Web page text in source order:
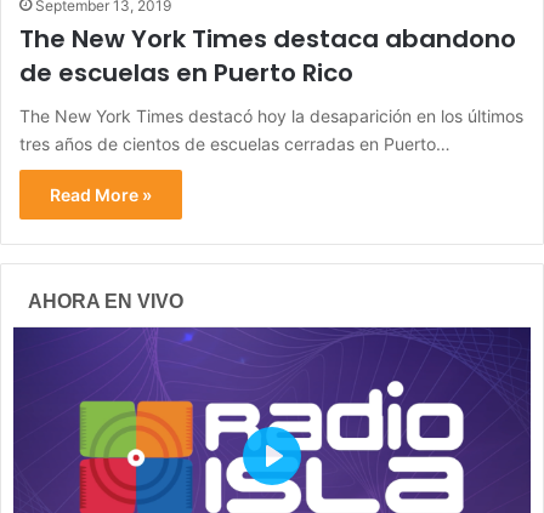
September 13, 2019
The New York Times destaca abandono
de escuelas en Puerto Rico
The New York Times destacó hoy la desaparición en los últimos
tres años de cientos de escuelas cerradas en Puerto…
Read More »
AHORA EN VIVO
P